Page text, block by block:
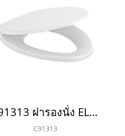
C91313 ฝารองนั่ง ELONGATE (SOFT CLOSE) (ทดแทนฝา C91311)
C91313